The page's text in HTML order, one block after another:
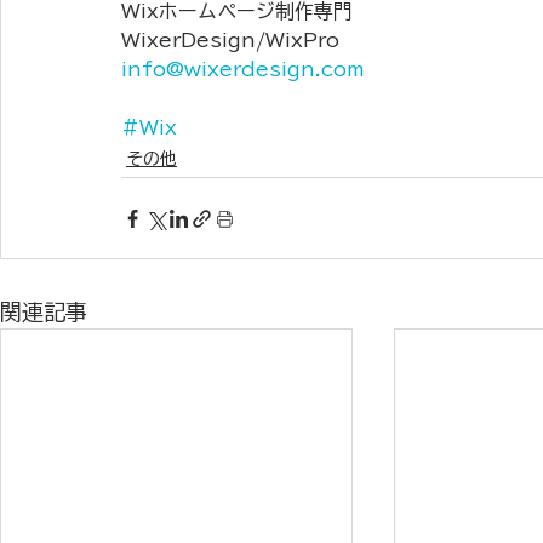
Wixホームページ制作専門
WixerDesign/WixPro
info@wixerdesign.com
#Wix
その他
関連記事